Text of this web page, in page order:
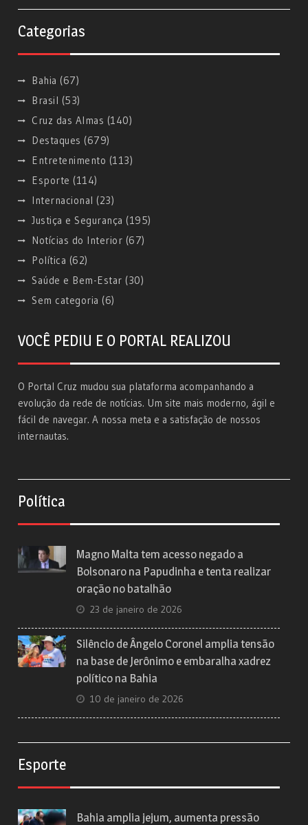
Categorias
Bahia (67)
Brasil (53)
Cruz das Almas (140)
Destaques (679)
Entretenimento (113)
Esporte (114)
Internacional (23)
Justiça e Segurança (195)
Notícias do Interior (67)
Política (62)
Saúde e Bem-Estar (30)
Sem categoria (6)
VOCÊ PEDIU E O PORTAL REALIZOU
O Portal Cruz mudou sua plataforma acompanhando a
evolução da rede de notícias. Um site mais moderno, ágil e
fácil de navegar. A nossa meta e a satisfação de nossos
internautas.
Política
Magno Malta tem acesso negado a
Bolsonaro na Papudinha e tenta realizar
oração no batalhão
23 de janeiro de 2026
Silêncio de Ângelo Coronel amplia tensão
na base de Jerônimo e embaralha xadrez
político na Bahia
10 de janeiro de 2026
Esporte
Bahia amplia jejum, aumenta pressão